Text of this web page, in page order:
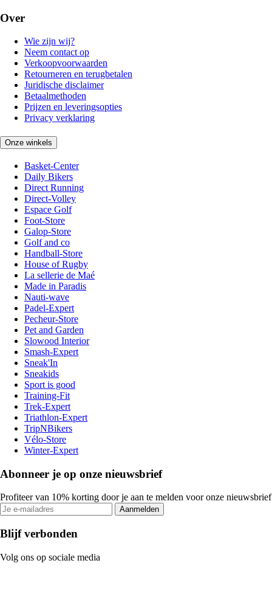
Over
Wie zijn wij?
Neem contact op
Verkoopvoorwaarden
Retourneren en terugbetalen
Juridische disclaimer
Betaalmethoden
Prijzen en leveringsopties
Privacy verklaring
Onze winkels
Basket-Center
Daily Bikers
Direct Running
Direct-Volley
Espace Golf
Foot-Store
Galop-Store
Golf and co
Handball-Store
House of Rugby
La sellerie de Maé
Made in Paradis
Nauti-wave
Padel-Expert
Pecheur-Store
Pet and Garden
Slowood Interior
Smash-Expert
Sneak'In
Sneakids
Sport is good
Training-Fit
Trek-Expert
Triathlon-Expert
TripNBikers
Vélo-Store
Winter-Expert
Abonneer je op onze nieuwsbrief
Profiteer van 10% korting door je aan te melden voor onze nieuwsbrief
Aanmelden
Blijf verbonden
Volg ons op sociale media